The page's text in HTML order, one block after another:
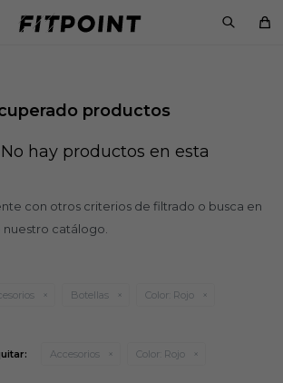
productos
No hay productos en esta
con otros criterios de filtrado o busca en
catálogo.
Botellas Color: Rojo
Accesorios Color: Rojo